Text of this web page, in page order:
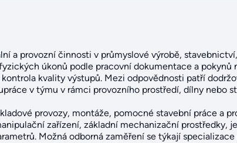
a provozní činnosti v průmyslové výrobě,
úkonů podle pracovní dokumentace a pokynů
kvality výstupů. Mezi odpovědnosti patří
v týmu v rámci provozního prostředí, dílny nebo
provozy, montáže, pomocné stavební práce a
zařízení, základní mechanizační prostředky,
Možná odborná zaměření se týkají